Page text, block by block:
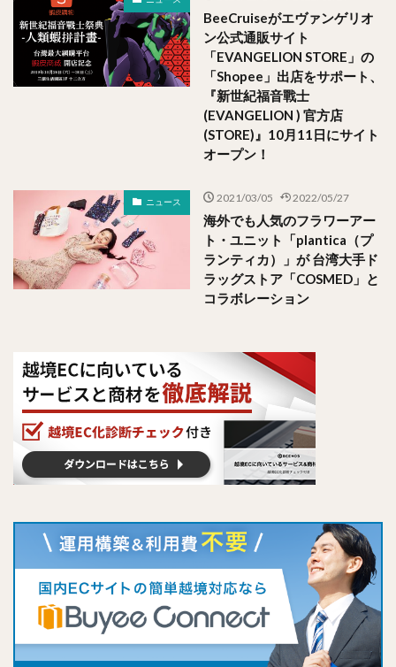
BeeCruiseがエヴァンゲリオ
ン公式通販サイト
「EVANGELION STORE」の
「Shopee」出店をサポート、
『新世紀福音戰士
(EVANGELION ) 官方店
(STORE)』10月11日にサイト
オープン！
ニュース 2021/03/05 2022/05/27
海外でも人気のフラワーアー
ト・ユニット「plantica（プ
ランティカ）」が 台湾大手ド
ラッグストア「COSMED」と
コラボレーション